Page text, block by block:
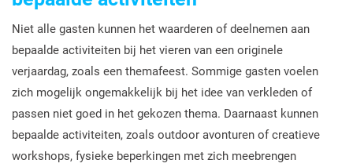
Niet alle gasten kunnen het waarderen of deelnemen aan
bepaalde activiteiten bij het vieren van een originele
verjaardag, zoals een themafeest. Sommige gasten voelen
zich mogelijk ongemakkelijk bij het idee van verkleden of
passen niet goed in het gekozen thema. Daarnaast kunnen
bepaalde activiteiten, zoals outdoor avonturen of creatieve
workshops, fysieke beperkingen met zich meebrengen